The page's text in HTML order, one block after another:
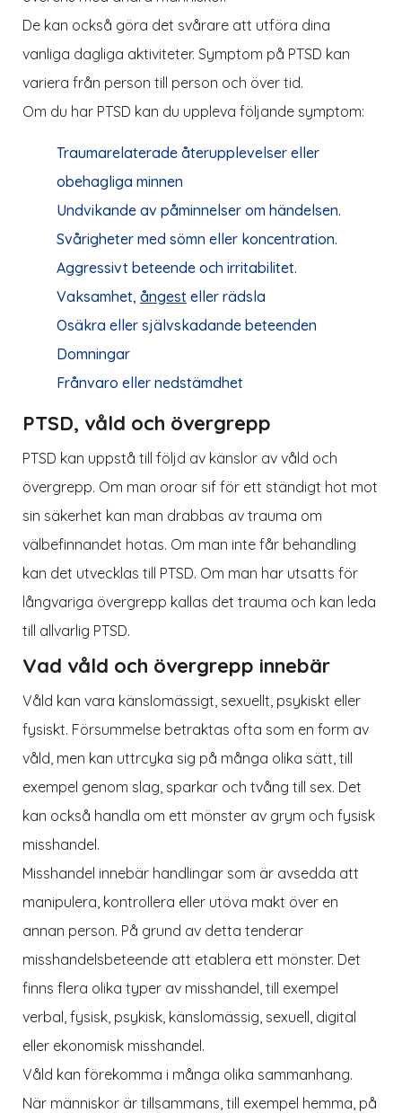
De kan också göra det svårare att utföra dina
vanliga dagliga aktiviteter. Symptom på PTSD kan
variera från person till person och över tid.
Om du har PTSD kan du uppleva följande symptom:
Traumarelaterade återupplevelser eller
obehagliga minnen
Undvikande av påminnelser om händelsen.
Svårigheter med sömn eller koncentration.
Aggressivt beteende och irritabilitet.
Vaksamhet, ångest eller rädsla
Osäkra eller självskadande beteenden
Domningar
Frånvaro eller nedstämdhet
PTSD, våld och övergrepp
PTSD kan uppstå till följd av känslor av våld och
övergrepp. Om man oroar sif för ett ständigt hot mot
sin säkerhet kan man drabbas av trauma om
välbefinnandet hotas. Om man inte får behandling
kan det utvecklas till PTSD. Om man har utsatts för
långvariga övergrepp kallas det trauma och kan leda
till allvarlig PTSD.
Vad våld och övergrepp innebär
Våld kan vara känslomässigt, sexuellt, psykiskt eller
fysiskt. Försummelse betraktas ofta som en form av
våld, men kan uttrcyka sig på många olika sätt, till
exempel genom slag, sparkar och tvång till sex. Det
kan också handla om ett mönster av grym och fysisk
misshandel.
Misshandel innebär handlingar som är avsedda att
manipulera, kontrollera eller utöva makt över en
annan person. På grund av detta tenderar
misshandelsbeteende att etablera ett mönster. Det
finns flera olika typer av misshandel, till exempel
verbal, fysisk, psykisk, känslomässig, sexuell, digital
eller ekonomisk misshandel.
Våld kan förekomma i många olika sammanhang.
När människor är tillsammans, till exempel hemma, på